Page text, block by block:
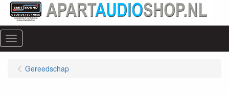
Menu
Gereedschap